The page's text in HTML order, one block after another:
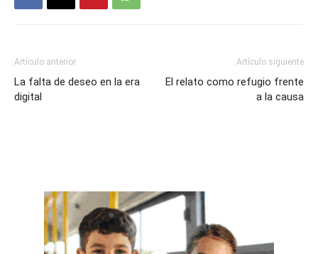
Artículo anterior
La falta de deseo en la era
digital
Artículo siguiente
El relato como refugio frente
a la causa